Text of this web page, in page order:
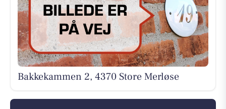
Bakkekammen 2, 4370 Store Merløse